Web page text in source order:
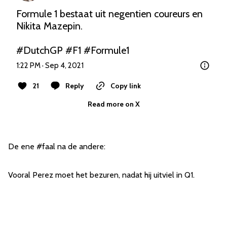
Formule 1 bestaat uit negentien coureurs en
Nikita Mazepin.
#DutchGP #F1 #Formule1
1:22 PM · Sep 4, 2021
21 Reply
Copy link
Read more on X
De ene #faal na de andere:
Vooral Perez moet het bezuren, nadat hij uitviel in Q1.